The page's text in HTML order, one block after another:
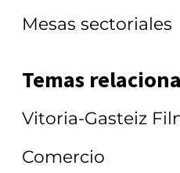
Mesas sectoriales
Temas
Vitoria-Gasteiz
Comercio